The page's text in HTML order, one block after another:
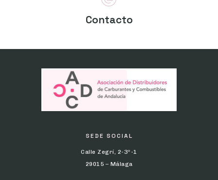
Contacto
SEDE SOCIAL
Calle Zegrí, 2-3º-1
29015 – Málaga